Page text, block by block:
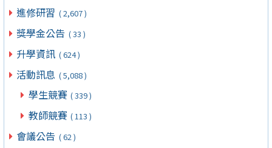
進修研習 ( 2,607 )
獎學金公告 ( 33 )
升學資訊 ( 624 )
活動訊息 ( 5,088 )
學生競賽 ( 339 )
教師競賽 ( 113 )
會議公告 ( 62 )